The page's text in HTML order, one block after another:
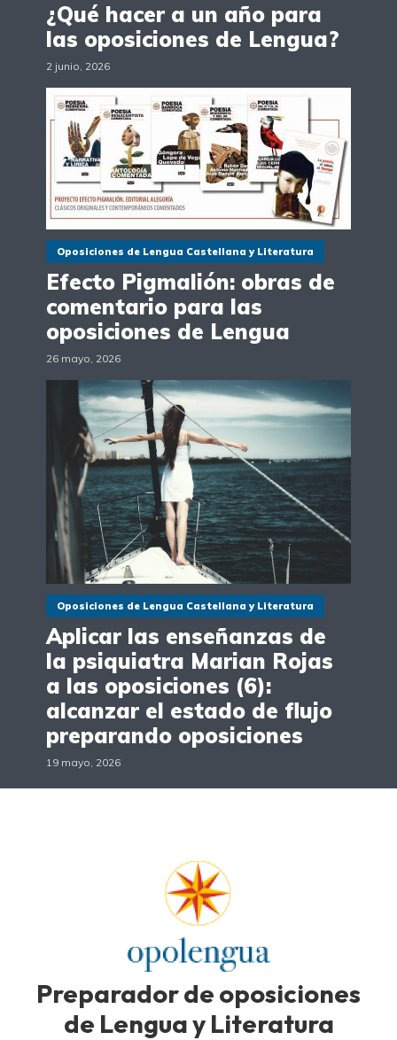
¿Qué hacer a un año para
las oposiciones de Lengua?
2 junio, 2026
Oposiciones de Lengua Castellana y Literatura
Efecto Pigmalión: obras de
comentario para las
oposiciones de Lengua
26 mayo, 2026
Oposiciones de Lengua Castellana y Literatura
Aplicar las enseñanzas de
la psiquiatra Marian Rojas
a las oposiciones (6):
alcanzar el estado de flujo
preparando oposiciones
19 mayo, 2026
Preparador de oposiciones
de Lengua y Literatura